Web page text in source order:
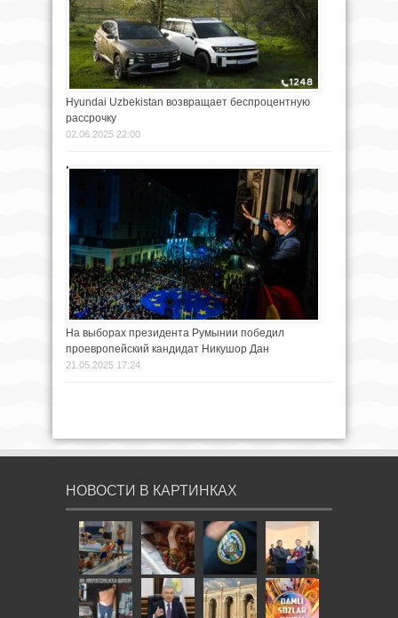
Hyundai Uzbekistan возвращает беспроцентную
рассрочку
02.06.2025 22:00
На выборах президента Румынии победил
проевропейский кандидат Никушор Дан
21.05.2025 17:24
НОВОСТИ В КАРТИНКАХ